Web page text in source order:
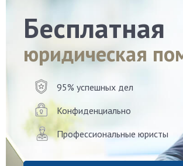
Бесплатная
юридическая
95% успешных дел
Конфиденциально
Профессиональные юристы